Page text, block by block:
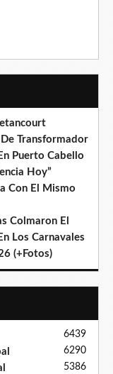
Transformador
Puerto Cabello
Hoy”
Con El Mismo
Colmaron El
Los Carnavales
(+Fotos)
6439
6290
5386